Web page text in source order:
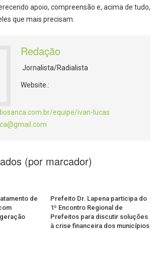
apoio, compreensão e, acima de tudo,
que mais precisam.
Redação
Jornalista/Radialista
Website.:
equipe/ivan-lucas
(por marcador)
de
Prefeito Dr. Lapena participa do
1º Encontro Regional de
Prefeitos para discutir soluções
à crise financeira dos municípios